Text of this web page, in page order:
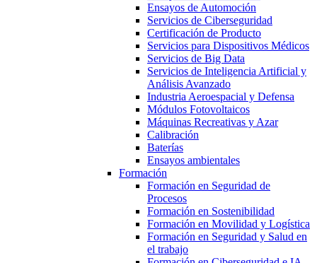
Ensayos de Automoción
Servicios de Ciberseguridad
Certificación de Producto
Servicios para Dispositivos Médicos
Servicios de Big Data
Servicios de Inteligencia Artificial y
Análisis Avanzado
Industria Aeroespacial y Defensa
Módulos Fotovoltaicos
Máquinas Recreativas y Azar
Calibración
Baterías
Ensayos ambientales
Formación
Formación en Seguridad de
Procesos
Formación en Sostenibilidad
Formación en Movilidad y Logística
Formación en Seguridad y Salud en
el trabajo